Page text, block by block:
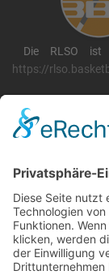
Die RLSO ist
https://
RLSO